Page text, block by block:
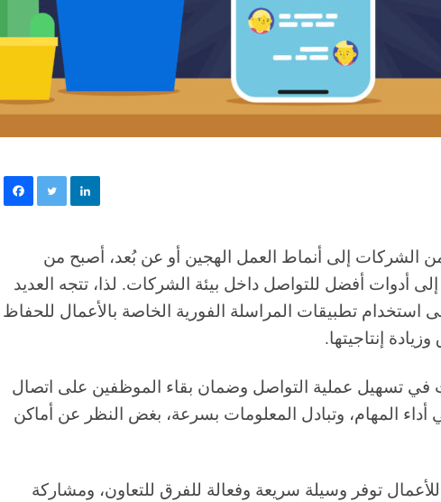
من الشركات إلى أنماط العمل الهجين أو عن بُعد، أصبح من
إلى أدوات أفضل للتواصل داخل بيئة الشركات. لذا، تتجه العديد
تطبيقات المراسلة الفورية الخاصة بالأعمال للحفاظ
إنتاجيتها.
في تسهيل عملية التواصل وضمان بقاء الموظفين على اتصال
أداء المهام، وتبادل المعلومات بسرعة، بغض النظر عن أماكن
للأعمال توفر وسيلة سريعة وفعالة للفرق للتعاون، ومشاركة